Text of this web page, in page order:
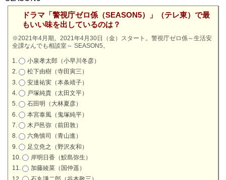
ドラマ「警視庁ゼロ係（SEASON5）」（テレ東）で最
もいい味を出しているのは？
※2021年4月期。2021年4月30日（金）スタート。警視庁ゼロ係～生活安
全課なんでも相談室～ SEASON5。
小泉孝太郎（小早川冬彦）
松下由樹（寺田寅三）
安達祐実（本条靖子）
戸塚純貴（太田文平）
石田明（大林夏彦）
本宮泰風（鬼塚純平）
木戸邑弥（前田敦）
六角慎司（青山進）
足立尭之（野沢友和）
岸明日香（鮫島弥生）
加藤綾菜（国仲遥）